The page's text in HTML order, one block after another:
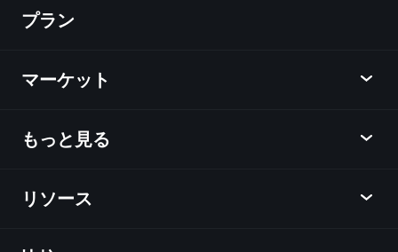
ディスカバー
チャート
ニュース
ラーニングハブ
プラン
マーケット
概要
外国為替
指数
もっと見る
アフィリエイトプログラム
リソース